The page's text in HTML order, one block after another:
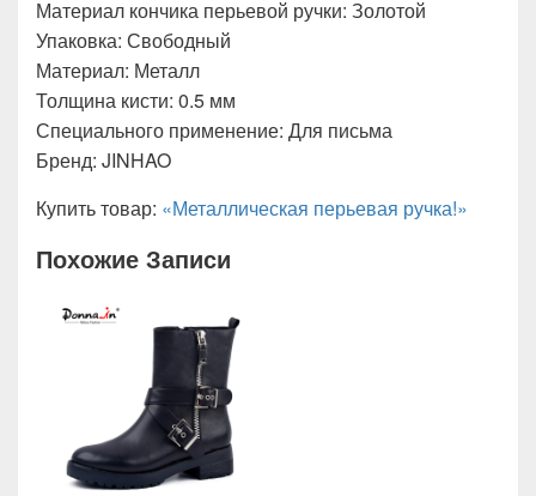
Материал кончика перьевой ручки: Золотой
Упаковка: Свободный
Материал: Металл
Толщина кисти: 0.5 мм
Специального применение: Для письма
Бренд: JINHAO
Купить товар: «Металлическая перьевая ручка!»
Похожие Записи